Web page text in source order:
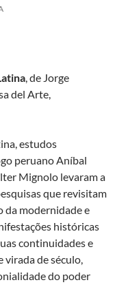
, de Jorge
del Arte,
estudos
peruano Aníbal
Mignolo levaram a
que revisitam
da modernidade e
históricas
continuidades e
virada de século,
do poder